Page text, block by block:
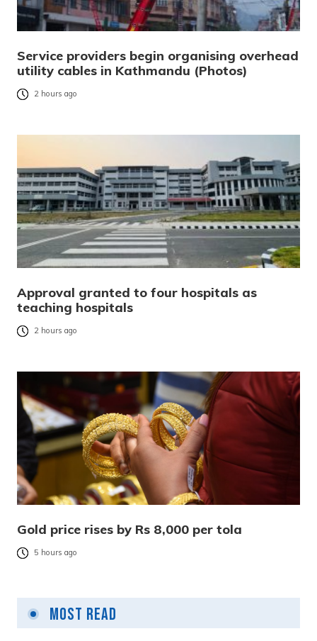
Service providers begin organising overhead
utility cables in Kathmandu (Photos)
2 hours ago
Approval granted to four hospitals as
teaching hospitals
2 hours ago
Gold price rises by Rs 8,000 per tola
5 hours ago
Most Read